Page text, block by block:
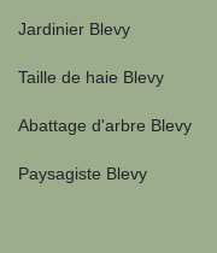
Jardinier Blevy
Taille de haie Blevy
Abattage d'arbre Blevy
Paysagiste Blevy